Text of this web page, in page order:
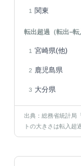
1 関東
転出超過（転出−転
1 宮崎県(他)
2 鹿児島県
3 大分県
出典：総務省統計局
トの大きさは転入超